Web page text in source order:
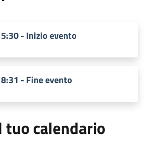
- Inizio evento
- Fine evento
tuo calendario